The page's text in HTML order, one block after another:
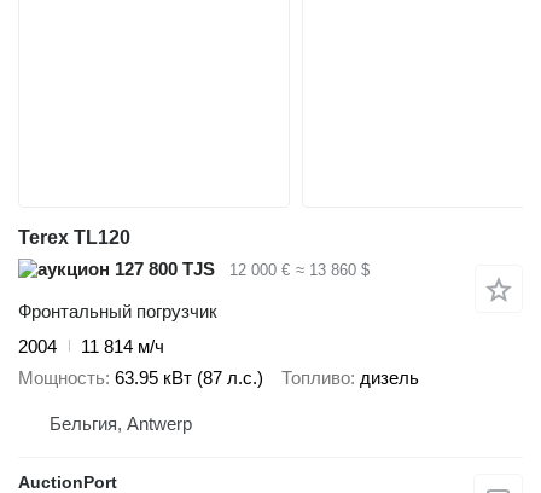
Terex TL120
127 800 TJS
12 000 € ≈ 13 860 $
Фронтальный погрузчик
2004
11 814 м/ч
Мощность 63.95 кВт (87 л.с.) Топливо дизель
Бельгия, Antwerp
AuctionPort